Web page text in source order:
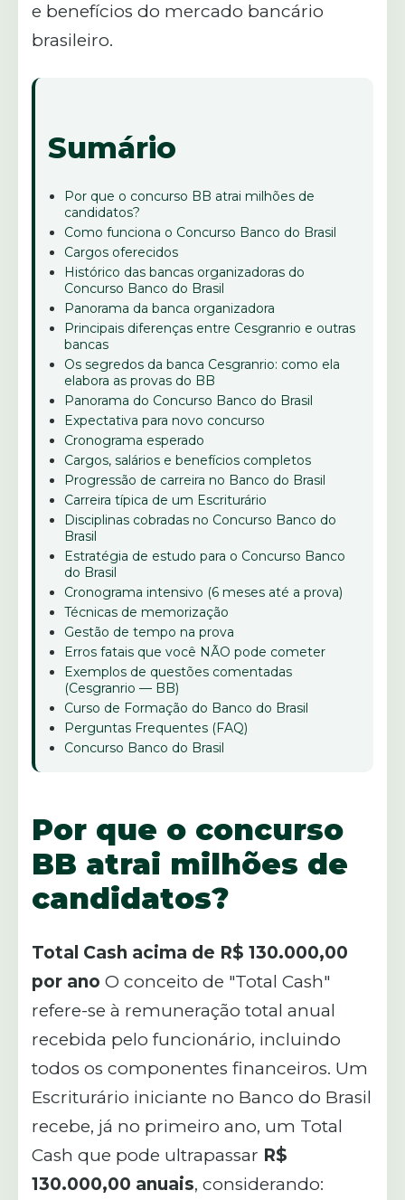
e benefícios do mercado bancário
brasileiro.
Sumário
Por que o concurso BB atrai milhões de
candidatos?
Como funciona o Concurso Banco do Brasil
Cargos oferecidos
Histórico das bancas organizadoras do
Concurso Banco do Brasil
Panorama da banca organizadora
Principais diferenças entre Cesgranrio e outras
bancas
Os segredos da banca Cesgranrio: como ela
elabora as provas do BB
Panorama do Concurso Banco do Brasil
Expectativa para novo concurso
Cronograma esperado
Cargos, salários e benefícios completos
Progressão de carreira no Banco do Brasil
Carreira típica de um Escriturário
Disciplinas cobradas no Concurso Banco do
Brasil
Estratégia de estudo para o Concurso Banco
do Brasil
Cronograma intensivo (6 meses até a prova)
Técnicas de memorização
Gestão de tempo na prova
Erros fatais que você NÃO pode cometer
Exemplos de questões comentadas
(Cesgranrio — BB)
Curso de Formação do Banco do Brasil
Perguntas Frequentes (FAQ)
Concurso Banco do Brasil
Por que o concurso
BB atrai milhões de
candidatos?
Total Cash acima de R$ 130.000,00
por ano O conceito de "Total Cash"
refere-se à remuneração total anual
recebida pelo funcionário, incluindo
todos os componentes financeiros. Um
Escriturário iniciante no Banco do Brasil
recebe, já no primeiro ano, um Total
Cash que pode ultrapassar R$
130.000,00 anuais, considerando: